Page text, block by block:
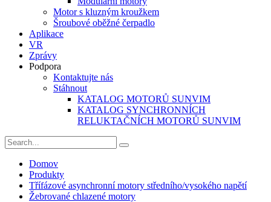
Motor s kluzným kroužkem
Šroubové oběžné čerpadlo
Aplikace
VR
Zprávy
Podpora
Kontaktujte nás
Stáhnout
KATALOG MOTORŮ SUNVIM
KATALOG SYNCHRONNÍCH
RELUKTAČNÍCH MOTORŮ SUNVIM
Domov
Produkty
Třífázové asynchronní motory středního/vysokého napětí
Žebrované chlazené motory